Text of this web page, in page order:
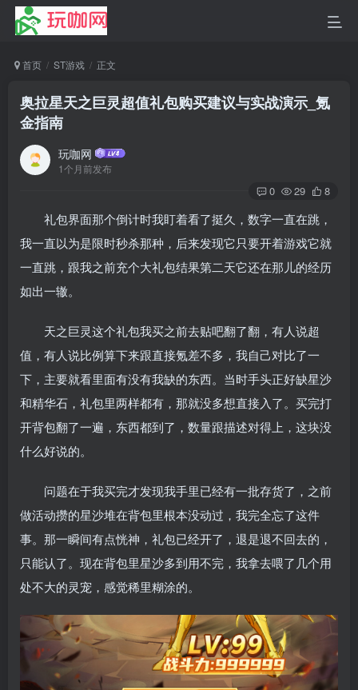
首页 ST游戏 正文
奥拉星天之巨灵超值礼包购买建议与实战演示_氪
金指南
玩咖网
1个月前发布
0 29 8
礼包界面那个倒计时我盯着看了挺久，数字一直在跳，
我一直以为是限时秒杀那种，后来发现它只要开着游戏它就
一直跳，跟我之前充个大礼包结果第二天它还在那儿的经历
如出一辙。
天之巨灵这个礼包我买之前去贴吧翻了翻，有人说超
值，有人说比例算下来跟直接氪差不多，我自己对比了一
下，主要就看里面有没有我缺的东西。当时手头正好缺星沙
和精华石，礼包里两样都有，那就没多想直接入了。买完打
开背包翻了一遍，东西都到了，数量跟描述对得上，这块没
什么好说的。
问题在于我买完才发现我手里已经有一批存货了，之前
做活动攒的星沙堆在背包里根本没动过，我完全忘了这件
事。那一瞬间有点恍神，礼包已经开了，退是退不回去的，
只能认了。现在背包里星沙多到用不完，我拿去喂了几个用
处不大的灵宠，感觉稀里糊涂的。